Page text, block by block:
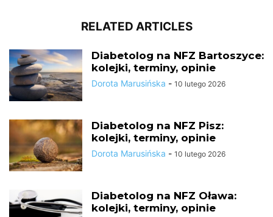
RELATED ARTICLES
Diabetolog na NFZ Bartoszyce:
kolejki, terminy, opinie
Dorota Marusińska - 10 lutego 2026
Diabetolog na NFZ Pisz:
kolejki, terminy, opinie
Dorota Marusińska - 10 lutego 2026
Diabetolog na NFZ Oława:
kolejki, terminy, opinie